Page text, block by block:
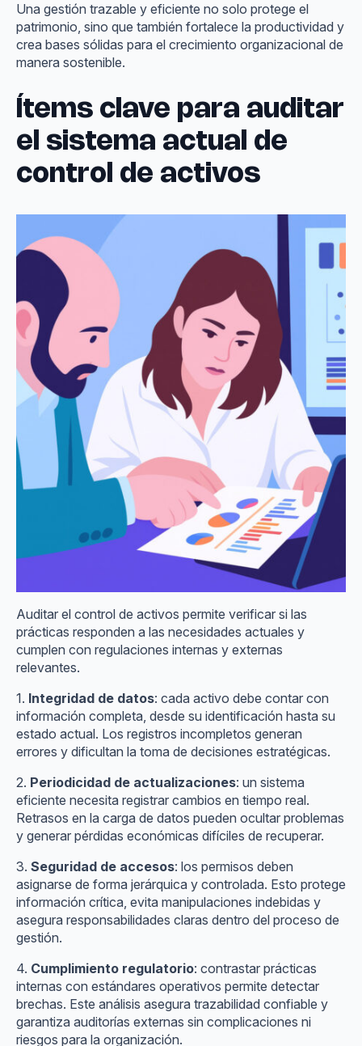
Una gestión trazable y eficiente no solo protege el
patrimonio, sino que también fortalece la productividad y
crea bases sólidas para el crecimiento organizacional de
manera sostenible.
Ítems clave para auditar
el sistema actual de
control de activos
Auditar el control de activos permite verificar si las
prácticas responden a las necesidades actuales y
cumplen con regulaciones internas y externas
relevantes.
1. Integridad de datos: cada activo debe contar con
información completa, desde su identificación hasta su
estado actual. Los registros incompletos generan
errores y dificultan la toma de decisiones estratégicas.
2. Periodicidad de actualizaciones: un sistema
eficiente necesita registrar cambios en tiempo real.
Retrasos en la carga de datos pueden ocultar problemas
y generar pérdidas económicas difíciles de recuperar.
3. Seguridad de accesos: los permisos deben
asignarse de forma jerárquica y controlada. Esto protege
información crítica, evita manipulaciones indebidas y
asegura responsabilidades claras dentro del proceso de
gestión.
4. Cumplimiento regulatorio: contrastar prácticas
internas con estándares operativos permite detectar
brechas. Este análisis asegura trazabilidad confiable y
garantiza auditorías externas sin complicaciones ni
riesgos para la organización.